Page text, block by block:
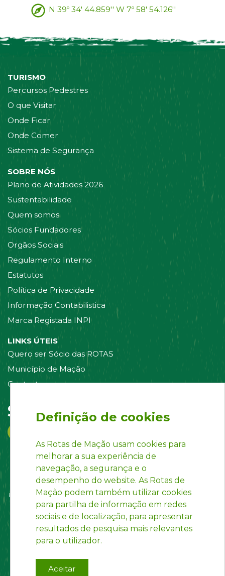
N 39º 34' 44.859'' W 7º 58' 54.126''
TURISMO
Percursos Pedestres
O que Visitar
Onde Ficar
Onde Comer
Sistema de Segurança
SOBRE NÓS
Plano de Atividades 2026
Sustentabilidade
Quem somos
Sócios Fundadores
Orgãos Sociais
Regulamento Interno
Estatutos
Política de Privacidade
Informação Contabilistica
Marca Registada INPI
LINKS ÚTEIS
Quero ser Sócio das ROTAS
Município de Mação
Contacte-nos
Siga-nos em:
Definição de cookies
As Rotas de Mação usam cookies para
melhorar a sua experiência de
navegação, a segurança e o
desempenho do website. As Rotas de
Mação podem também utilizar cookies
para partilha de informação em redes
sociais e de localização, para apresentar
resultados de pesquisa mais relevantes
para o utilizador.
Aceitar